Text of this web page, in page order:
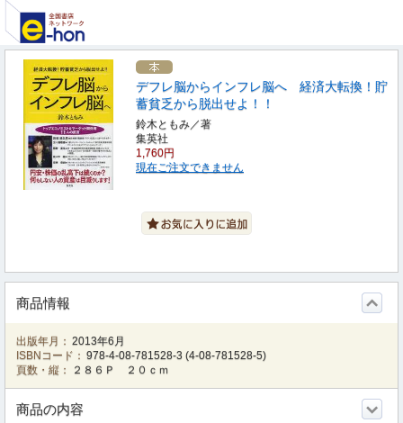
デフレ脳からインフレ脳へ 経済大転換！貯
蓄貧乏から脱出せよ！！
鈴木ともみ／著
集英社
1,760円
現在ご注文できません
商品情報
出版年月： 2013年6月
ISBNコード： 978-4-08-781528-3 (4-08-781528-5)
頁数・縦：
２８６Ｐ ２０ｃｍ
商品の内容